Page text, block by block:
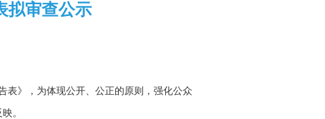
拟审查公示
表》，为体现公开、公正的原则，强化公众
。